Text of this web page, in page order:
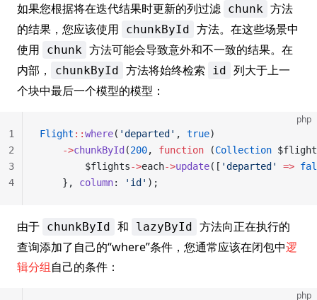
如果您根据将在迭代结果时更新的列过滤 chunk 方法
的结果，您应该使用
chunkById 方法。在这些场景中
使用
chunk 方法可能会导致意外和不一致的结果。在
内部，
chunkById 方法将始终检索 id 列大于上一
个块中最后一个模型的模型：
php
Flight ::where( 'departed' , true)
    ->
chunkById (200, function (Collection
        $flights
->each->update([ 'departed' =>
    },
column: 'id' );
1
2
3
4
由于 chunkById 和 lazyById 方法向正在执行的
查询添加了自己的“where”条件，您通常应该在闭包中逻
辑分组自己的条件：
php